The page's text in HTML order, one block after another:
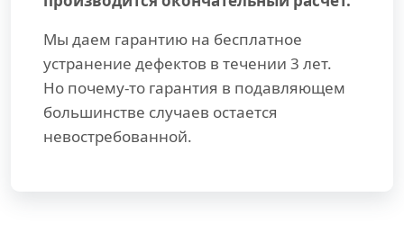
Мы даем гарантию на бесплатное
устранение дефектов в течении 3 лет.
Но почему-то гарантия в подавляющем
большинстве случаев остается
невостребованной.